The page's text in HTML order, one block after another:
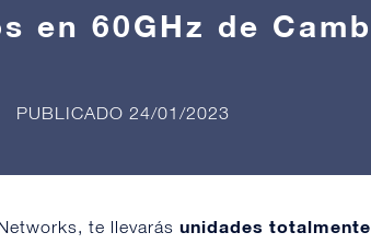
en 60GHz de
PUBLICADO 24/01/2023
, te llevarás unidades totalmente